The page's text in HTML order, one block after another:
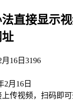
直接显示
16日 3196
2月16日
传视频，扫码即